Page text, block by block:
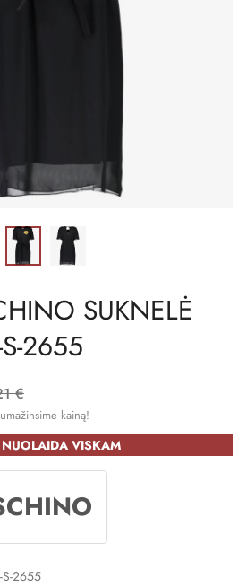
SUKNELĖ
2655
€
kainą!
VISKAM
2655